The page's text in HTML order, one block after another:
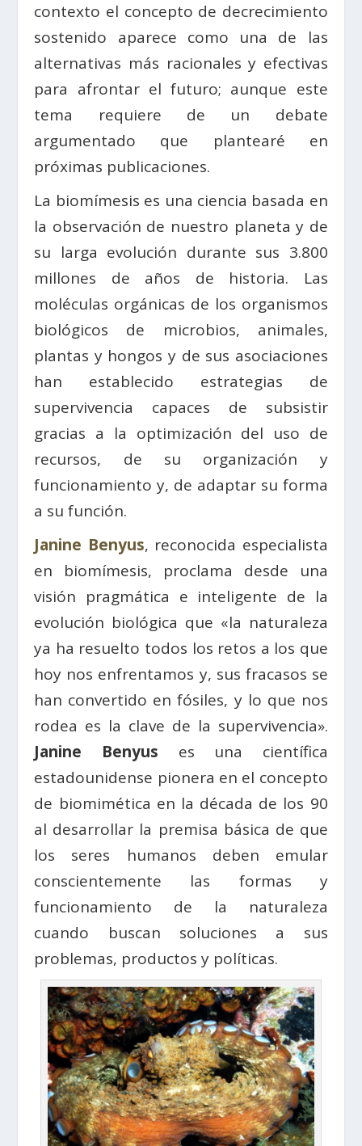
contexto el concepto de decrecimiento
sostenido aparece como una de las
alternativas más racionales y efectivas
para afrontar el futuro; aunque este
tema requiere de un debate
argumentado que plantearé en
próximas publicaciones.
La biomímesis es una ciencia basada en
la observación de nuestro planeta y de
su larga evolución durante sus 3.800
millones de años de historia. Las
moléculas orgánicas de los organismos
biológicos de microbios, animales,
plantas y hongos y de sus asociaciones
han establecido estrategias de
supervivencia capaces de subsistir
gracias a la optimización del uso de
recursos, de su organización y
funcionamiento y, de adaptar su forma
a su función.
Janine Benyus, reconocida especialista
en biomímesis, proclama desde una
visión pragmática e inteligente de la
evolución biológica que «la naturaleza
ya ha resuelto todos los retos a los que
hoy nos enfrentamos y, sus fracasos se
han convertido en fósiles, y lo que nos
rodea es la clave de la supervivencia».
Janine Benyus es una científica
estadounidense pionera en el concepto
de biomimética en la década de los 90
al desarrollar la premisa básica de que
los seres humanos deben emular
conscientemente las formas y
funcionamiento de la naturaleza
cuando buscan soluciones a sus
problemas, productos y políticas.